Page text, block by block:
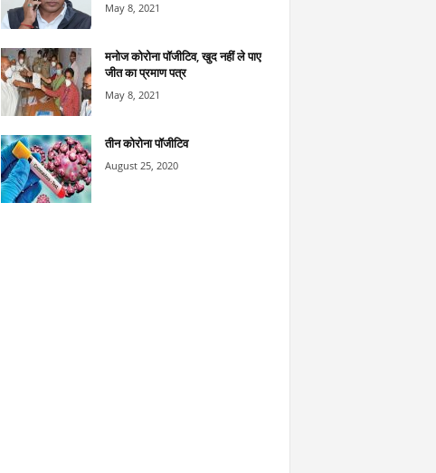
May 8, 2021
मनोज कोरोना पॉजीटिव, खुद नहीं ले पाए
जीत का प्रमाण पत्र
May 8, 2021
तीन कोरोना पॉजीटिव
August 25, 2020